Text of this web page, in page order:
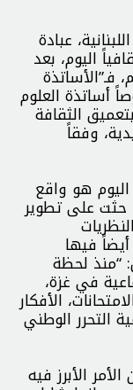
عبادة
اليوم، بعد
فـ”الأساتذة
أساتذة العلوم
الثقافة
وفقاً
هو واقع
حثت على تطوير
فيها
“منذ لحظة
في غزة،
الأفكار
التحرر الوطني
الأبرز فيه